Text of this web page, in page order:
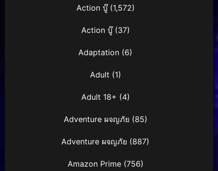
Action บู๊(1,572)
Action บู๊(37)
Adaptation (6)
Adult (1)
Adult 18+ (4)
Adventure ผจญภัย (85)
Adventure ผจญภัย (887)
Amazon Prime(756)